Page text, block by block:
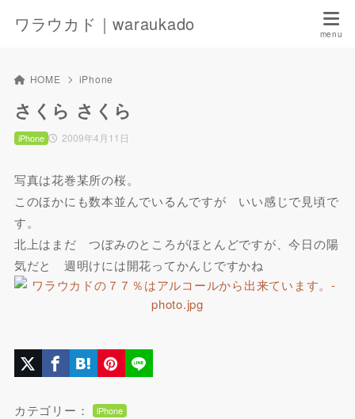
ワラウカド｜waraukado
HOME iPhone
さくら さくら
2009年4月11日
iPhone
写真は花巻某所の桜。
このほかにも数本並んでいるんですが いい感じで見頃で
す。
北上はまだ つぼみのところがほとんどですが、今日の陽
気だと 週明けには開花ってかんじですかね
カテゴリー： iPhone